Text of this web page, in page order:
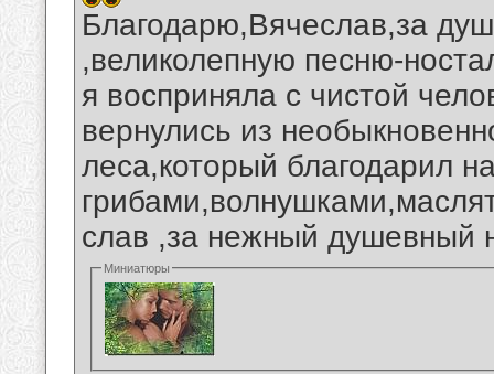
Благодарю,Вячеслав,за
,великолепную песню-
я восприняла с чистой
вернулись из
леса,который благодарил
слав ,за нежный душевный
Миниатюры